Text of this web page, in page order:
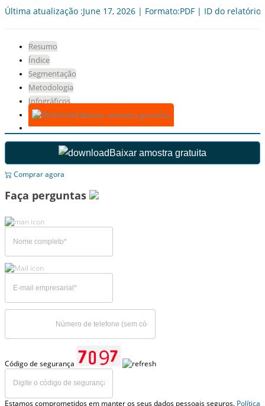
Última atualização :June 17, 2026 | Formato:PDF | ID do relatório:
Resumo
Índice
Segmentação
Metodologia
Infográficos
Baixar amostra gratuita
Baixar amostra gratuita
Comprar agora
Faça perguntas
Código de segurança
Estamos comprometidos em manter os seus dados pessoais seguros. Política